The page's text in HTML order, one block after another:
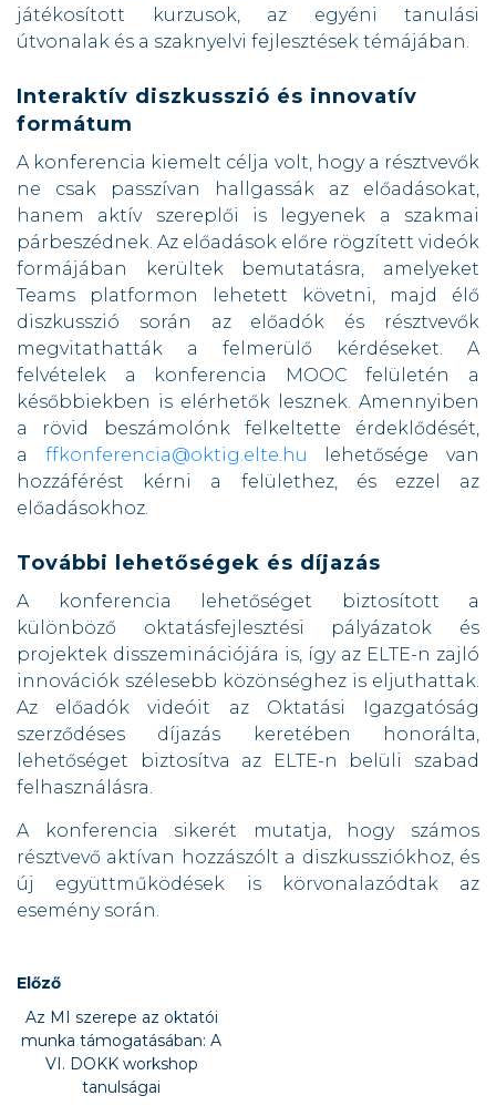
játékosított kurzusok, az egyéni tanulási
útvonalak és a szaknyelvi fejlesztések témájában.
Interaktív diszkusszió és innovatív
formátum
A konferencia kiemelt célja volt, hogy a résztvevők
ne csak passzívan hallgassák az előadásokat,
hanem aktív szereplői is legyenek a szakmai
párbeszédnek. Az előadások előre rögzített videók
formájában kerültek bemutatásra, amelyeket
Teams platformon lehetett követni, majd élő
diszkusszió során az előadók és résztvevők
megvitathatták a felmerülő kérdéseket. A
felvételek a konferencia MOOC felületén a
későbbiekben is elérhetők lesznek. Amennyiben
a rövid beszámolónk felkeltette érdeklődését,
a ffkonferencia@oktig.elte.hu lehetősége van
hozzáférést kérni a felülethez, és ezzel az
előadásokhoz.
További lehetőségek és díjazás
A konferencia lehetőséget biztosított a
különböző oktatásfejlesztési pályázatok és
projektek disszeminációjára is, így az ELTE-n zajló
innovációk szélesebb közönséghez is eljuthattak.
Az előadók videóit az Oktatási Igazgatóság
szerződéses díjazás keretében honorálta,
lehetőséget biztosítva az ELTE-n belüli szabad
felhasználásra.
A konferencia sikerét mutatja, hogy számos
résztvevő aktívan hozzászólt a diszkussziókhoz, és
új együttműködések is körvonalazódtak az
esemény során.
Előző
Az MI szerepe az oktatói
munka támogatásában: A
VI. DOKK workshop
tanulságai